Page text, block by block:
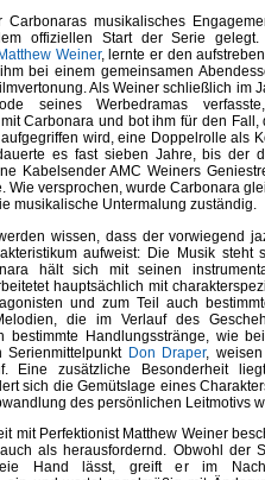
Carbonaras musikalisches
offiziellen Start der Serie
Matthew Weiner, lernte er den
bei einem gemeinsamen
Als Weiner schließlich im
seines Werbedramas
Carbonara und bot ihm für den
wird, eine Doppelrolle als
es fast sieben Jahre, bis der
Kabelsender AMC Weiners
Wie versprochen, wurde Carbonara
musikalische Untermalung zuständig.
wissen, dass der vorwiegend
aufweist: Die Musik steht
hält sich mit seinen
hauptsächlich mit
und zum Teil auch
die im Verlauf des
bestimmte Handlungsstränge, wie
Don Draper,
Eine zusätzliche Besonderheit
sich die Gemütslage eines
des persönlichen Leitmotivs
mit Perfektionist Matthew Weiner
als herausfordernd. Obwohl der
Hand lässt, greift er im